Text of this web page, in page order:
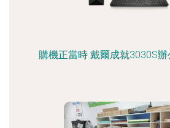
購機正當時 戴爾成就3030S